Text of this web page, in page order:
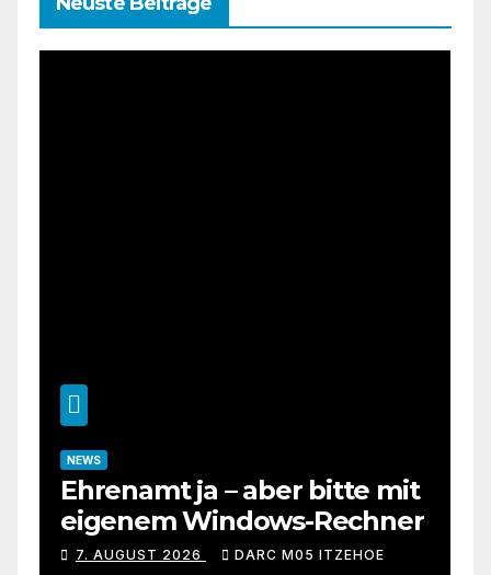
NEWS
Ehrenamt ja – aber bitte mit
eigenem Windows-Rechner
7. AUGUST 2026 DARC M05 ITZEHOE